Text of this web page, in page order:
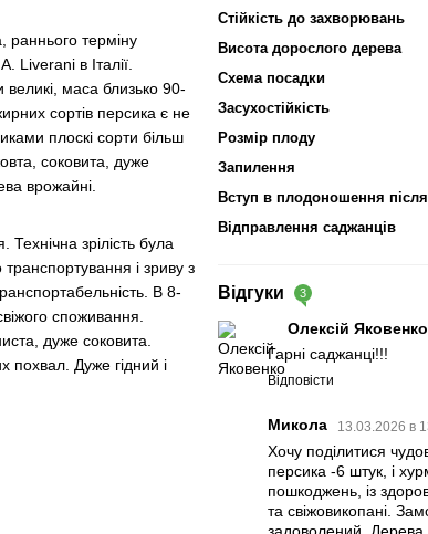
раннього терміну
Liverani в Італії.
маса близько 90-
сортів персика є не
плоскі сорти більш
соковита, дуже
врожайні.
зрілість була
і зриву з
В 8-
споживання.
дуже соковита.
похвал. Дуже гідний і
Стійкість до захворювань
Висота дорослого дерева
Схема посадки
Засухостійкість
Розмір плоду
Запилення
Вступ в плодоношення
Відправлення саджанців
Відгуки 3
Олексій Яковенко
Гарні саджанці!!!
Відповісти
Микола 13.03.2026 в
Хочу поділитися
персика -6 штук, і
пошкоджень, із
та свіжовикопані.
задоволений. Дерева